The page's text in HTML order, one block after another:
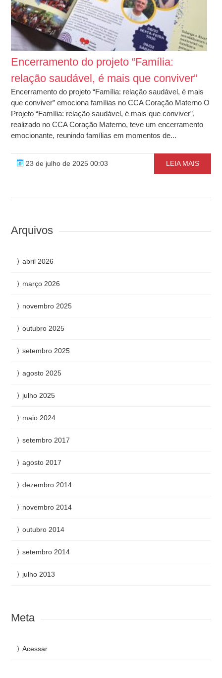
Encerramento do projeto “Família:
relação saudável, é mais que conviver”
Encerramento do projeto “Família: relação saudável, é mais
que conviver” emociona famílias no CCA Coração Materno O
Projeto “Família: relação saudável, é mais que conviver”,
realizado no CCA Coração Materno, teve um encerramento
emocionante, reunindo famílias em momentos de...
23 de julho de 2025 00:03 LEIA MAIS
Arquivos
abril 2026
março 2026
novembro 2025
outubro 2025
setembro 2025
agosto 2025
julho 2025
maio 2024
setembro 2017
agosto 2017
dezembro 2014
novembro 2014
outubro 2014
setembro 2014
julho 2013
Meta
Acessar